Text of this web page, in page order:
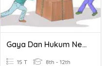
Gaya Dan Hukum Newton
15 T 8th - 12th